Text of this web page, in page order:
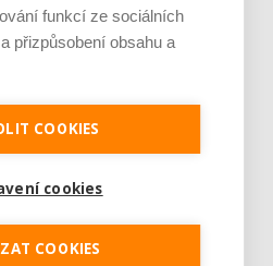
Znáte nejčastějš [...]
nějakou dobu rezonuje
i dlouhověkosti. Přesto
funkcí ze sociálních
přizpůsobení obsahu a
COOKIES
cookies
COOKIES